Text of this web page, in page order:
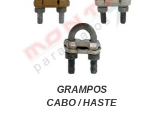
GRAMPOS
CABO / HASTE